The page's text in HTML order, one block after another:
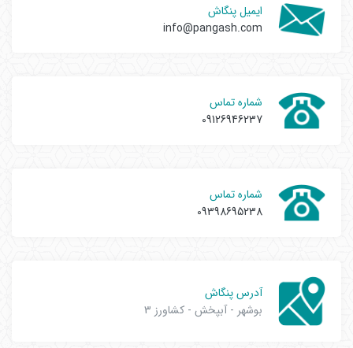
ایمیل پنگاش
info@pangash.com
شماره تماس
09126946237
شماره تماس
09398695238
آدرس پنگاش
بوشهر - آبپخش - کشاورز 3